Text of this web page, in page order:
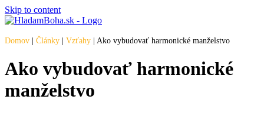
Skip to content
Domov Články Vzťahy Ako vybudovať harmonické manželstvo
Ako vybudovať harmonické
manželstvo